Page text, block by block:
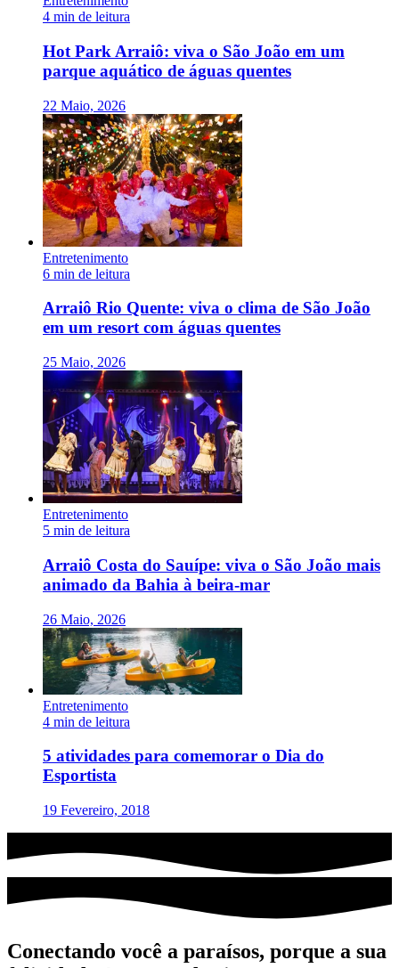
4 min de leitura
Hot Park Arraiô: viva o São João em um
parque aquático de águas quentes
22 Maio, 2026
Entretenimento
6 min de leitura
Arraiô Rio Quente: viva o clima de São João
em um resort com águas quentes
25 Maio, 2026
Entretenimento
5 min de leitura
Arraiô Costa do Sauípe: viva o São João mais
animado da Bahia à beira-mar
26 Maio, 2026
Entretenimento
4 min de leitura
5 atividades para comemorar o Dia do
Esportista
19 Fevereiro, 2018
Conectando você a paraísos, porque a sua